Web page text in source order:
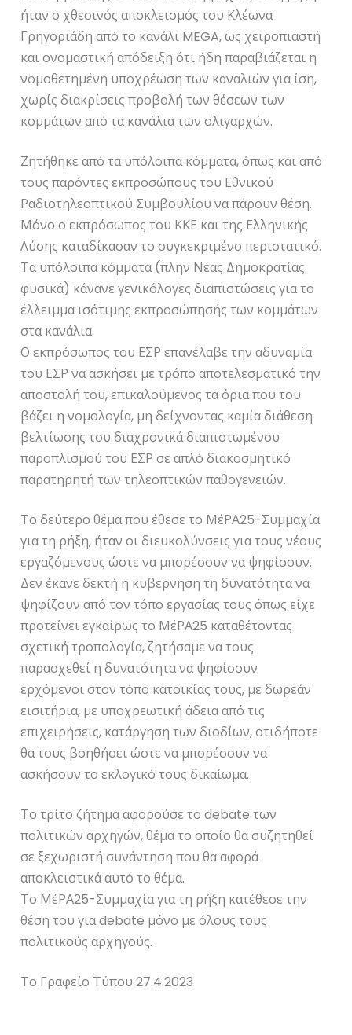
ήταν ο χθεσινός αποκλεισμός του Κλέωνα
Γρηγοριάδη από το κανάλι MEGA, ως χειροπιαστή
και ονομαστική απόδειξη ότι ήδη παραβιάζεται η
νομοθετημένη υποχρέωση των καναλιών για ίση,
χωρίς διακρίσεις προβολή των θέσεων των
κομμάτων από τα κανάλια των ολιγαρχών.
Ζητήθηκε από τα υπόλοιπα κόμματα, όπως και από
τους παρόντες εκπροσώπους του Εθνικού
Ραδιοτηλεοπτικού Συμβουλίου να πάρουν θέση.
Μόνο ο εκπρόσωπος του ΚΚΕ και της Ελληνικής
Λύσης καταδίκασαν το συγκεκριμένο περιστατικό.
Τα υπόλοιπα κόμματα (πλην Νέας Δημοκρατίας
φυσικά) κάνανε γενικόλογες διαπιστώσεις για το
έλλειμμα ισότιμης εκπροσώπησής των κομμάτων
στα κανάλια.
Ο εκπρόσωπος του ΕΣΡ επανέλαβε την αδυναμία
του ΕΣΡ να ασκήσει με τρόπο αποτελεσματικό την
αποστολή του, επικαλούμενος τα όρια που του
βάζει η νομολογία, μη δείχνοντας καμία διάθεση
βελτίωσης του διαχρονικά διαπιστωμένου
παροπλισμού του ΕΣΡ σε απλό διακοσμητικό
παρατηρητή των τηλεοπτικών παθογενειών.
Το δεύτερο θέμα που έθεσε το ΜέΡΑ25-Συμμαχία
για τη ρήξη, ήταν οι διευκολύνσεις για τους νέους
εργαζόμενους ώστε να μπορέσουν να ψηφίσουν.
Δεν έκανε δεκτή η κυβέρνηση τη δυνατότητα να
ψηφίζουν από τον τόπο εργασίας τους όπως είχε
προτείνει εγκαίρως το ΜέΡΑ25 καταθέτοντας
σχετική τροπολογία, ζητήσαμε να τους
παρασχεθεί η δυνατότητα να ψηφίσουν
ερχόμενοι στον τόπο κατοικίας τους, με δωρεάν
εισιτήρια, με υποχρεωτική άδεια από τις
επιχειρήσεις, κατάργηση των διοδίων, οτιδήποτε
θα τους βοηθήσει ώστε να μπορέσουν να
ασκήσουν το εκλογικό τους δικαίωμα.
Το τρίτο ζήτημα αφορούσε το debate των
πολιτικών αρχηγών, θέμα το οποίο θα συζητηθεί
σε ξεχωριστή συνάντηση που θα αφορά
αποκλειστικά αυτό το θέμα.
Το ΜέΡΑ25-Συμμαχία για τη ρήξη κατέθεσε την
θέση του για debate μόνο με όλους τους
πολιτικούς αρχηγούς.
Το Γραφείο Τύπου 27.4.2023